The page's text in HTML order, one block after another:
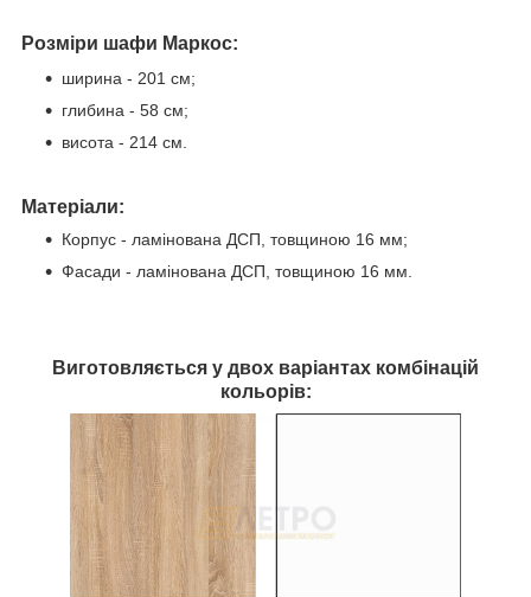
Розміри шафи Маркос:
ширина - 201 см;
глибина - 58 см;
висота - 214 см.
Матеріали:
Корпус - ламінована ДСП, товщиною 16 мм;
Фасади - ламінована ДСП, товщиною 16 мм.
Виготовляється у двох варіантах комбінацій
кольорів: